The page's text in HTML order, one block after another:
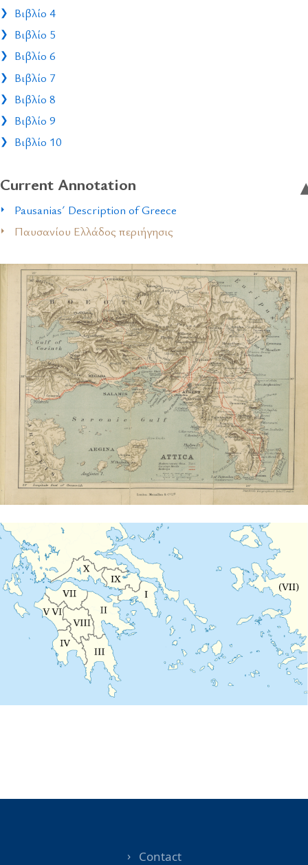
Βιβλίο 4
Βιβλίο 5
Βιβλίο 6
Βιβλίο 7
Βιβλίο 8
Βιβλίο 9
Βιβλίο 10
Current Annotation
Pausanias´ Description of Greece
Παυσανίου Ελλάδος περιήγησις
Contact